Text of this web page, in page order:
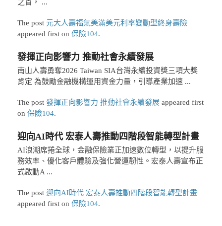
之首， ...
The post 元大人壽福氣美滿美元利率變動型終身壽險
appeared first on 保險104.
發揮正向影響力 推動社會永續發展
南山人壽勇奪2026 Taiwan SIA台灣永續投資獎三項大獎
肯定 為鼓勵金融機構運用資金力量，引導產業加速 ...
The post 發揮正向影響力 推動社會永續發展appeared first
on 保險104.
迎向AI時代 宏泰人壽推動四階段智能轉型計畫
AI浪潮席捲全球，金融保險業正加速數位轉型，以提升服
務效率、優化客戶體驗及強化營運韌性。宏泰人壽宣布正
式啟動A ...
The post 迎向AI時代 宏泰人壽推動四階段智能轉型計畫
appeared first on 保險104.